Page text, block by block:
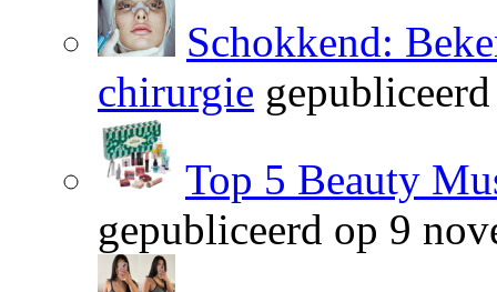
Schokkend:
chirurgie
Top 5 Beauty
gepubliceerd op 9